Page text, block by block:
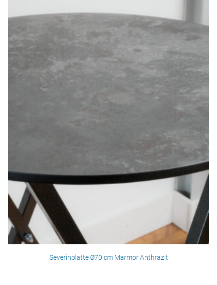
Severinplatte Ø70 cm Marmor Anthrazit